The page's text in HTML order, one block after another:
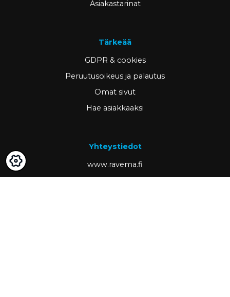
Asiakastarinat
Tärkeää
GDPR & cookies
Peruutusoikeus ja palautus
Omat sivut
Hae asiakkaaksi
Yhteystiedot
www.ravema.fi